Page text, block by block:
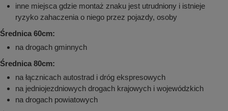
inne miejsca gdzie montaż znaku jest utrudniony i istnieje
ryzyko zahaczenia o niego przez pojazdy, osoby
Średnica 60cm:
na drogach gminnych
Średnica 80cm:
na łącznicach autostrad i dróg ekspresowych
na jedniojezdniowych drogach krajowych i wojewódzkich
na drogach powiatowych